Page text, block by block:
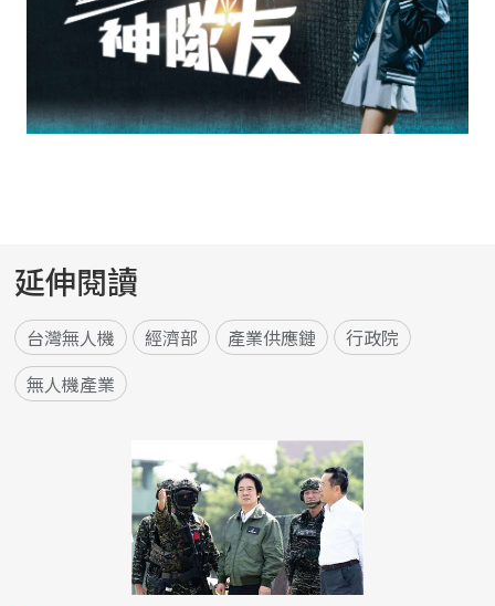
延伸閱讀
台灣無人機 經濟部 產業供應鏈
行政院
無人機產業